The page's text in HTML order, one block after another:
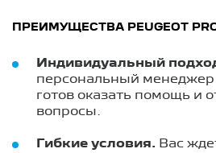
ПРЕИМУЩЕСТВА PEUGEOT
Индивидуальный
персональный менеджер
готов оказать помощь и
вопросы.
Гибкие условия. Вас